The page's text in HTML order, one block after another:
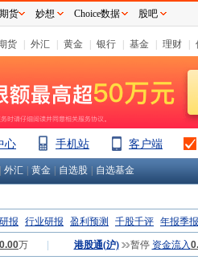
货 外汇 黄金 银行 基金 理财
心 手机站 客户端
外汇 黄金 自选股 自选基金
报 行业研报 盈利预测 千股千评 年报季报
0.00万 港股通(沪) 暂停 资金流入
货 妙想 Choice数据 股吧